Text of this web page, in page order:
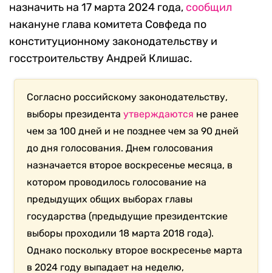
назначить на 17 марта 2024 года, сообщил
накануне глава комитета Совфеда по
конституционному законодательству и
госстроительству Андрей Клишас.
Согласно российскому законодательству,
выборы президентаутверждаются не ранее
чем за 100 дней и не позднее чем за 90 дней
до дня голосования. Днем голосования
назначается второе воскресенье месяца, в
котором проводилось голосование на
предыдущих общих выборах главы
государства (предыдущие президентские
выборы проходили 18 марта 2018 года).
Однако поскольку второе воскресенье марта
в 2024 году выпадает на неделю,